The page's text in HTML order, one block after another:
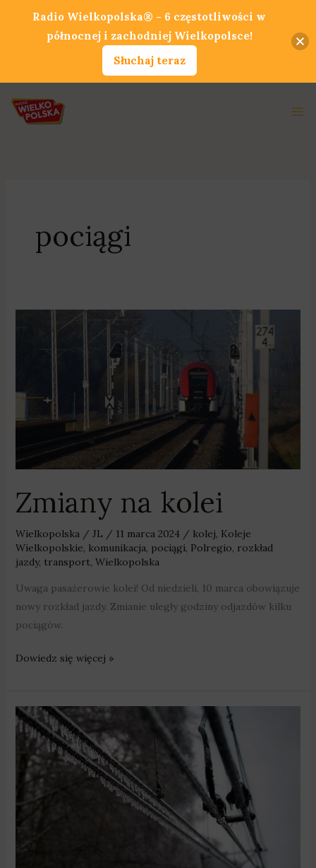
pociągi
Zmiany na kolei
Wielkopolska/ JL / 11 marca 2024 / kolej, Koleje
Wielkopolskie, komunikacja, pociągi, Polregio, rozkład
jazdy, transport, Wielkopolska
Uwaga pasażerowie kolei! Od niedzieli, 10 marca obowiązuje
nowy rozkład jazdy. Zmianie uległy godziny odjazdów kilku
pociągów.
Dowiedz się więcej »
Awaria
na
kolei!
Doszło
zerwania
sieci
trakcyjnej
Radio Wielkopolska® - 6 częstotliwości w
północnej i zachodniej Wielkopolsce!
Słuchaj teraz